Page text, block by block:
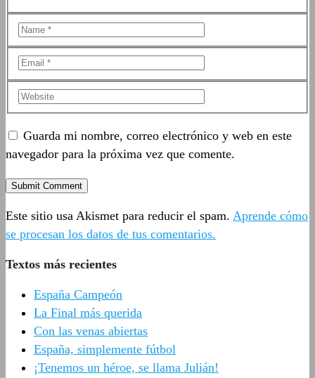
Guarda mi nombre, correo electrónico y web en este
navegador para la próxima vez que comente.
Este sitio usa Akismet para reducir el spam. Aprende cómo
se procesan los datos de tus comentarios.
Textos más recientes
España Campeón
La Final más querida
Con las venas abiertas
España, simplemente fútbol
¡Tenemos un héroe, se llama Julián!